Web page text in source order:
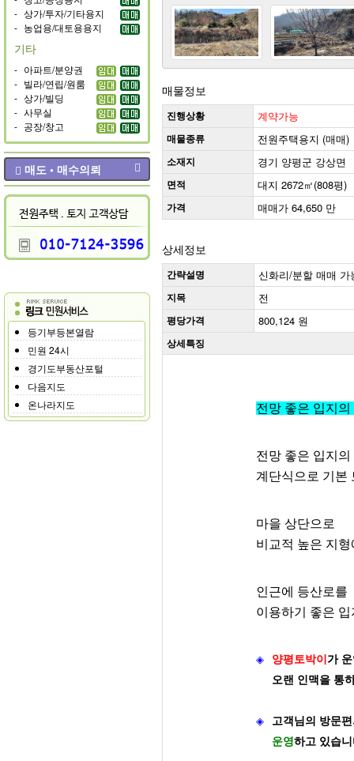
- 상가/투자/기타용지
- 농업용/대토용용지
기타
- 아파트/분양권
- 빌라/연립/원룸
- 상가/빌딩
- 사무실
- 공장/창고
매도 • 매수의뢰
등기부등본열람
민원 24시
경기도부동산포털
다음지도
온나라지도
매물정보
진행상황 계약가능
매물종류 전원주택용지 (매매)
소재지 경기 양평군 강상면
면적 대지 2672㎡(808평)
가격 매매가 64,650 만
상세정보
간략설명 신화리/분할 매매
지목 전
평당가격 800,124 원
상세특징
전망 좋은 입지
전망 좋은 입지의
계단식으로 기본
마을 상단으로
비교적 높은 지
인근에 등산로를
이용하기 좋은
◈ 양평토박이 가
오랜 인맥을 통
◈
고객님의 방문
운영하고 있습